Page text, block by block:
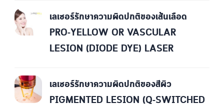
เลเซอร์รักษาความผิดปกติของเส้นเลือด
PRO-YELLOW OR VASCULAR
LESION (DIODE DYE) LASER
เลเซอร์รักษาความผิดปกติของสีผิว
PIGMENTED LESION (Q-SWITCHED